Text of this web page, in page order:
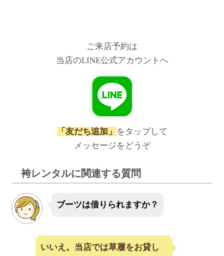
ご来店予約は
当店のLINE公式アカウントへ
「友だち追加」 をタップして
メッセージをどうぞ
袴レンタルに関連する質問
ブーツは借りられますか？
いいえ。当店では草履をお貸し